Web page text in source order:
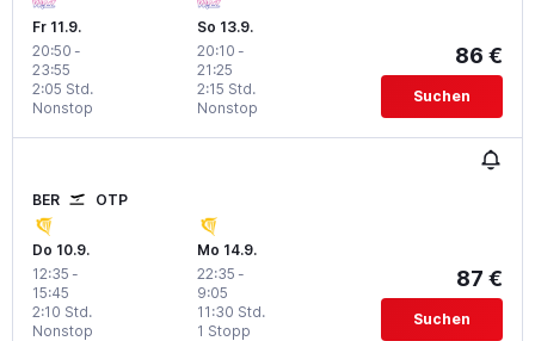
Fr 11.9.
20:50 -
23:55
Nonstop
2:05 Std.
So 13.9.
20:10 -
21:25
Nonstop
2:15 Std.
86 €
Suchen
BER OTP
Do 10.9.
12:35 -
15:45
Nonstop
2:10 Std.
Mo 14.9.
22:35 -
9:05
1 Stopp
11:30 Std.
87 €
Suchen